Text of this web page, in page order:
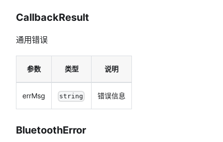
CallbackResult
通用错误
参数 类型 说明
errMsg string 错误信息
BluetoothError